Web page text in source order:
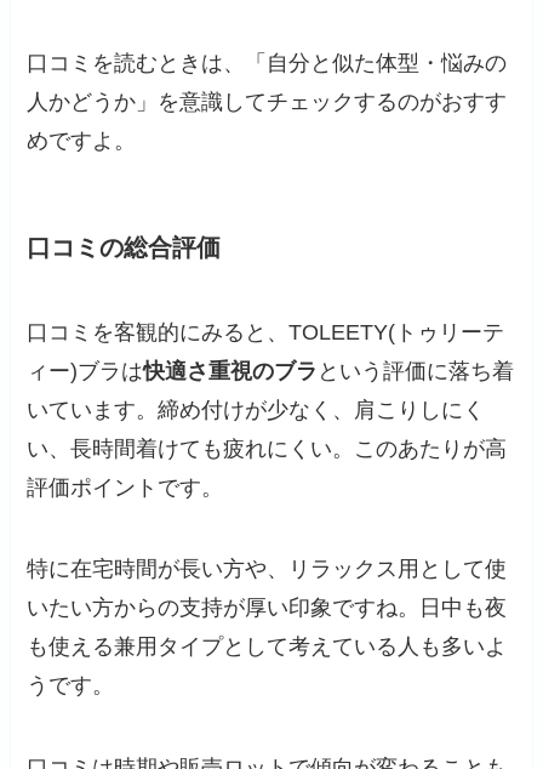
口コミを読むときは、「自分と似た体型・悩みの
人かどうか」を意識してチェックするのがおすす
めですよ。
口コミの総合評価
口コミを客観的にみると、TOLEETY(トゥリーテ
ィー)ブラは快適さ重視のブラ という評価に落ち着
いています。締め付けが少なく、肩こりしにく
い、長時間着けても疲れにくい。このあたりが高
評価ポイントです。
特に在宅時間が長い方や、リラックス用として使
いたい方からの支持が厚い印象ですね。日中も夜
も使える兼用タイプとして考えている人も多いよ
うです。